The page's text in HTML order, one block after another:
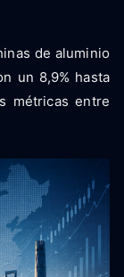
de aluminio
un 8,9% hasta
métricas entre